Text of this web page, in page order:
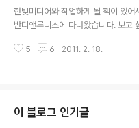
첫걸음 10 만화 경제 상식사전 11 부
기요사키가 말하는) 12 혼 창 통 13
선택을 이끄는 힘 15 대한민국 기업
한빛미디어와 작업하게 될 책이 있어
반디앤루니스에 다녀왔습니다. 보고
^ 보니깐 '소셜커머스, 무엇이고 어떻
현이가 왔습니다. 서점에서 어찌나 크
~ ㅎㅎ 민망하더군요~ ^^ 하지만 기
5 6 2011. 2. 18.
이 블로그 인기글